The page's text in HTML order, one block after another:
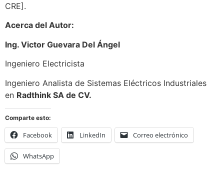
CRE].
Acerca del Autor:
Ing. Victor Guevara Del Ángel
Ingeniero Electricista
Ingeniero Analista de Sistemas Eléctricos Industriales
en Radthink SA de CV.
Comparte esto:
Facebook LinkedIn Correo electrónico
WhatsApp